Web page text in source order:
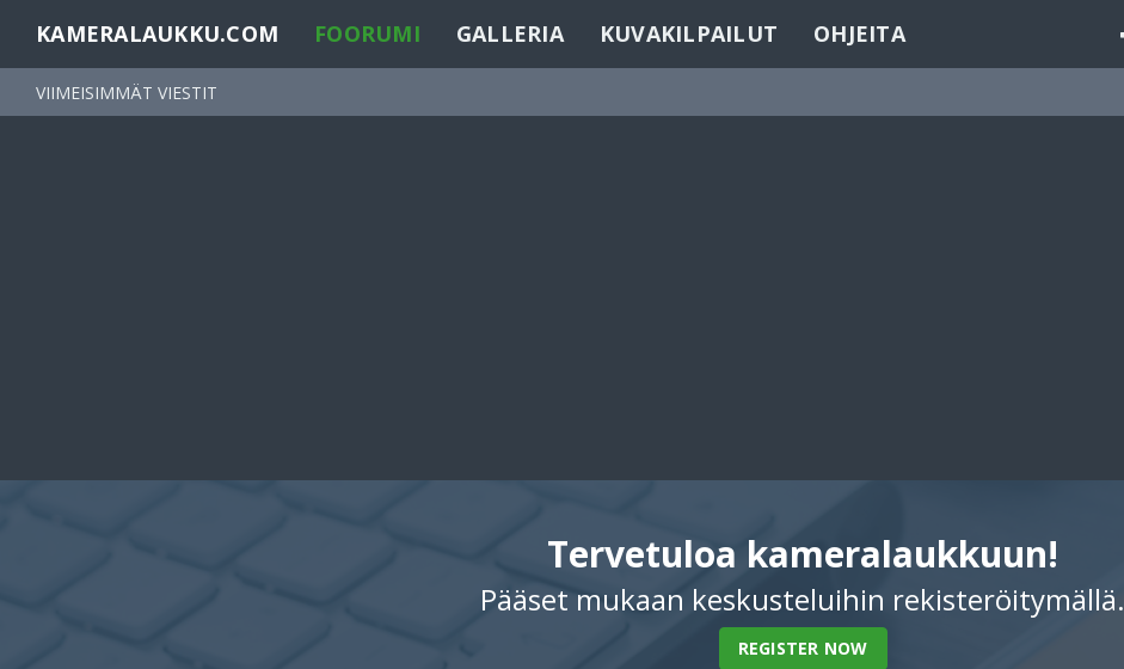
KAMERALAUKKU.COM FOORUMI
VIIMEISIMMÄT VIESTIT
GALLERIA KUVAKILPAILUT OHJEITA
Tervetuloa kameralaukkuun!
Pääset mukaan keskusteluihin rekisteröitymällä.
REGISTER NOW